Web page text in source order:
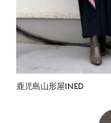
鹿児島山形屋INED